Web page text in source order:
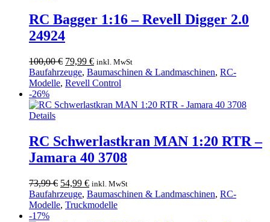
RC Bagger 1:16 – Revell Digger 2.0
24924
100,00€ Ursprünglicher
Preis
war:
79,99 €Aktueller
Preis
ist:
inkl. MwSt
Baufahrzeuge, Baumaschinen & Landmaschinen, RC-
Modelle, Revell Control
-26%
Details
RC Schwerlastkran MAN 1:20 RTR –
Jamara 40 3708
73,99€ Ursprünglicher
Preis
war:
54,99 €Aktueller
Preis
ist:
inkl. MwSt
Baufahrzeuge, Baumaschinen & Landmaschinen, RC-
Modelle, Truckmodelle
-17%